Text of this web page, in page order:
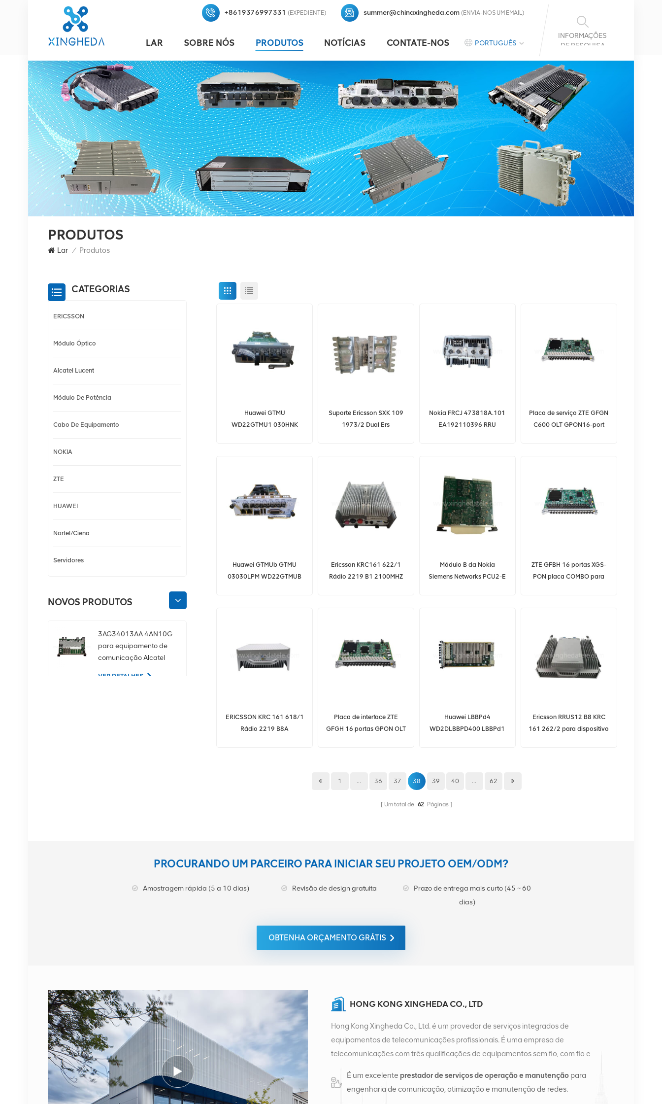
INFORMAÇÕES
DE PESQUISA
+8619376997331 (EXPEDIENTE) summer@chinaxingheda.com (ENVIA-NOS UM EMAIL)
LAR SOBRE NÓS PRODUTOS NOTÍCIAS CONTATE-NOS PORTUGUÊS
PRODUTOS
Lar / Produtos
Huawei GTMU
WD22GTMU1 030HNK
Suporte Ericsson SXK 109
1973/2 Dual Ers
Nokia FRCJ 473818A.101
EA192110396 RRU
Placa de serviço ZTE GFGN
C600 OLT GPON16-port
Huawei GTMUb GTMU
03030LPM WD22GTMUB
Ericsson KRC161 622/1
Rádio 2219 B1 2100MHZ
Módulo B da Nokia
Siemens Networks PCU2-E
ZTE GFBH 16 portas XGS-
PON placa COMBO para
CGHF
ERICSSON KRC 161 618/1
Rádio 2219 B8A
Placa de interface ZTE
GFGH 16 portas GPON OLT
Huawei LBBPd4
WD2DLBBPD400 LBBPd1
Ericsson RRUS12 B8 KRC
161 262/2 para dispositivo
1 ... 36 37 38 39 40 ... 62
Um total de 62 Páginas
CATEGORIAS
ERICSSON
Módulo Óptico
Alcatel Lucent
Módulo De Potência
Cabo De Equipamento
NOKIA
ZTE
HUAWEI
Nortel/Ciena
Servidores
NOVOS PRODUTOS
3AG34013AA 4AN10G
para equipamento de
comunicação Alcatel
VER DETALHES
AHEGC 474914A
1662SMC 3AL98324AA
SYNTH4V2 para
equipamentos de
comunicação Alcatel
Lucent
VER DETALHES
ERICSSON 2212 B31
KRC 161 893/1
Unidade de rádio
PROCURANDO UM PARCEIRO PARA INICIAR SEU PROJETO OEM/ODM?
Amostragem rápida (5 a 10 dias) Revisão de design gratuita
Prazo de entrega mais curto (45 ~ 60
dias)
OBTENHA ORÇAMENTO GRÁTIS
HONG KONG XINGHEDA CO., LTD
Hong Kong Xingheda Co., Ltd. é um provedor de serviços integrados de
equipamentos de telecomunicações profissionais. É uma empresa de
telecomunicações com três qualificações de equipamentos sem fio, com fio e
distribuição de fábrica em Changsha e Hong Kong. Em 2016, montamos uma sede
de vendas internacionais em Changsha, China. Com sede na China, realizamos
É um excelente prestador de serviços de operação e manutençãopara
engenharia de comunicação, otimização e manutenção de redes.